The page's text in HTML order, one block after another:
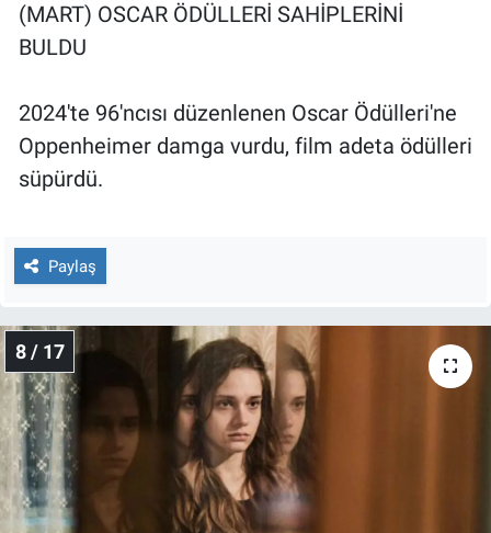
(MART) OSCAR ÖDÜLLERİ SAHİPLERİNİ
BULDU
2024'te 96'ncısı düzenlenen Oscar Ödülleri'ne
Oppenheimer damga vurdu, film adeta ödülleri
süpürdü.
Paylaş
8 / 17